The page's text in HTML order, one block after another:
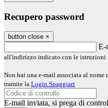
Recupero password
button close ×
E-
all'indirizzo indicato con le istruzioni
Non hai una e-mail associata al
tramite la Login Spaggiari
E-mail inviata, si prega di